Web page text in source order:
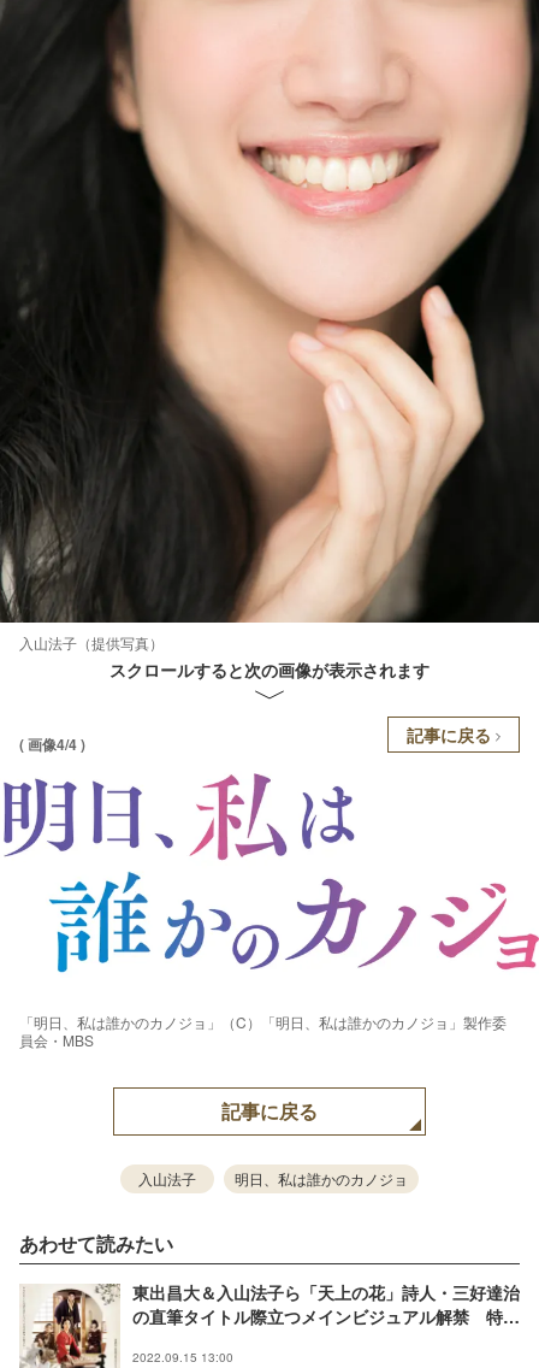
入山法子（提供写真）
スクロールすると次の画像が表示されます
( 画像4/4 ) 記事に戻る
「明日、私は誰かのカノジョ」（C）「明日、私は誰かのカノジョ」製作委
員会・MBS
記事に戻る
入山法子 明日、私は誰かのカノジョ
あわせて読みたい
東出昌大＆入山法子ら「天上の花」詩人・三好達治
の直筆タイトル際立つメインビジュアル解禁 特報
2022.09.15 13:00